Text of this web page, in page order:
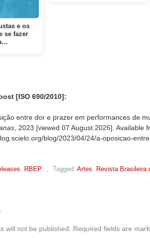
e os
se fazer
[ISO 690/2010]:
entre dor e prazer em performances de
, 2023 [viewed 07 August 2026]. Available
blog/2023/04/24/a-oposicao-
RBEP Tagged: Artes Revista Brasileira
will not be published. Required fields are